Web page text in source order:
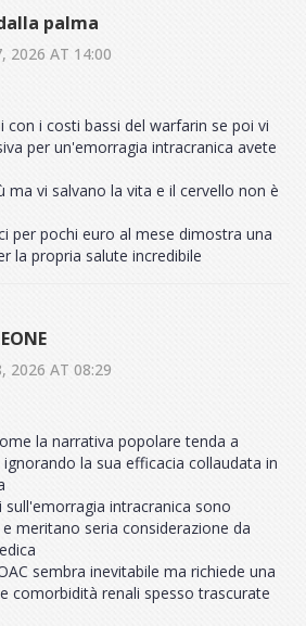
palma
2026 AT 14:00
i costi bassi del warfarin se poi vi
per un'emorragia intracranica avete
ma vi salvano la vita e il cervello non è
per pochi euro al mese dimostra una
la propria salute incredibile
2026 AT 08:29
la narrativa popolare tenda a
la sua efficacia collaudata in
intracranica sono
meritano seria considerazione da
sembra inevitabile ma richiede una
comorbidità renali spesso trascurate